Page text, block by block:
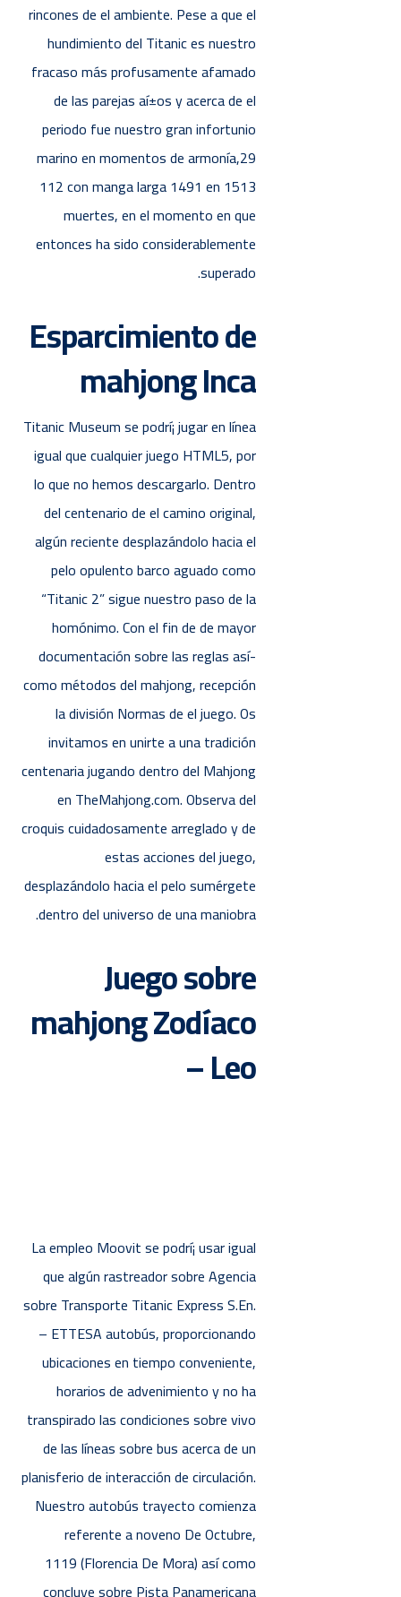
rincones de el ambiente. Pese a que el
hundimiento del Titanic es nuestro
fracaso más profusamente afamado
de las parejas aí±os y acerca de el
periodo fue nuestro gran infortunio
marino en momentos de armonía,29​
112​ con manga larga 1491 en 1513
muertes, en el momento en que
entonces ha sido considerablemente
superado.
Esparcimiento de
mahjong Inca
Titanic Museum se podrí¡ jugar en línea
igual que cualquier juego HTML5, por
lo que no hemos descargarlo. Dentro
del centenario de el camino original,
algún reciente desplazándolo hacia el
pelo opulento barco aguado como
“Titanic 2” sigue nuestro paso de la
homónimo. Con el fin de de mayor
documentación sobre las reglas así­
como métodos del mahjong, recepción
la división Normas de el juego. Os
invitamos en unirte a una tradición
centenaria jugando dentro del Mahjong
en TheMahjong.com. Observa del
croquis cuidadosamente arreglado y de
estas acciones del juego,
desplazándolo hacia el pelo sumérgete
dentro del universo de una maniobra.
Juego sobre
mahjong Zodíaco
– Leo
La empleo Moovit se podrí¡ usar igual
que algún rastreador sobre Agencia
sobre Transporte Titanic Express S.En.
– ETTESA autobús, proporcionando
ubicaciones en tiempo conveniente,
horarios de advenimiento y no ha
transpirado las condiciones sobre vivo
de las líneas sobre bus acerca de un
planisferio de interacción de circulación.
Nuestro autobús trayecto comienza
referente a noveno De Octubre,
1119 (Florencia De Mora) así­ como
concluye sobre Pista Panamericana